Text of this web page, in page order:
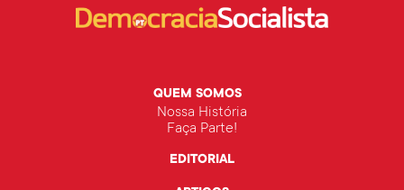
QUEM SOMOS
Nossa História
Faça Parte!
EDITORIAL